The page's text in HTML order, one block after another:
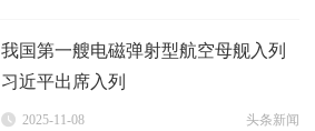
我国第一艘电磁弹射型航空母舰入列
习近平出席入列
2025-11-08 头条新闻